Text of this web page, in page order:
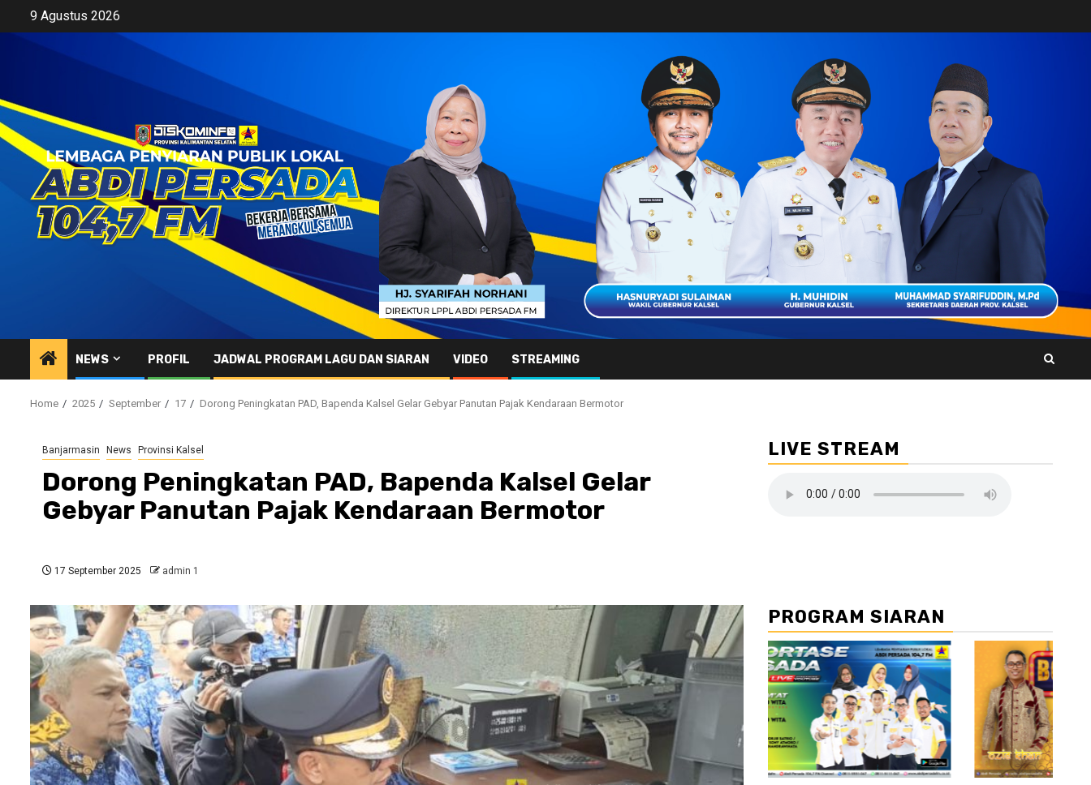
content
9 Agustus 2026
NEWS PROFIL JADWAL PROGRAM LAGU DAN SIARAN VIDEO STREAMING
Home 2025 September 17 Dorong Peningkatan PAD, Bapenda Kalsel Gelar Gebyar Panutan Pajak Kendaraan Bermotor
Banjarmasin News Provinsi Kalsel
Dorong Peningkatan PAD, Bapenda Kalsel Gelar
Gebyar Panutan Pajak Kendaraan Bermotor
17 September 2025 admin 1
LIVE STREAM
PROGRAM SIARAN
//1 //2